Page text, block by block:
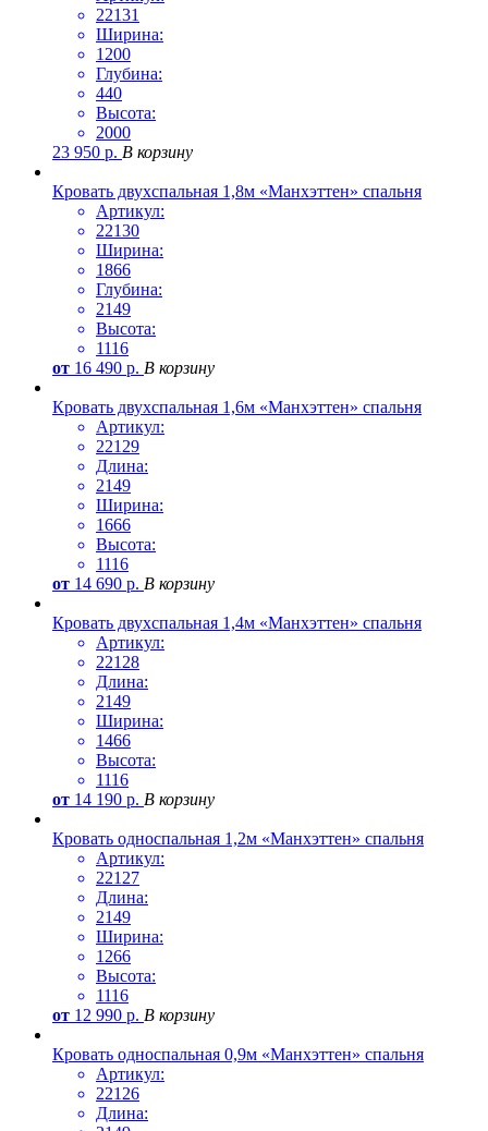
22131
Ширина:
1200
Глубина:
440
Высота:
2000
23 950 р. В корзину
Кровать двухспальная 1,8м «Манхэттен» спальня
Артикул:
22130
Ширина:
1866
Глубина:
2149
Высота:
1116
от 16 490 р. В корзину
Кровать двухспальная 1,6м «Манхэттен» спальня
Артикул:
22129
Длина:
2149
Ширина:
1666
Высота:
1116
от 14 690 р. В корзину
Кровать двухспальная 1,4м «Манхэттен» спальня
Артикул:
22128
Длина:
2149
Ширина:
1466
Высота:
1116
от 14 190 р. В корзину
Кровать односпальная 1,2м «Манхэттен» спальня
Артикул:
22127
Длина:
2149
Ширина:
1266
Высота:
1116
от 12 990 р. В корзину
Кровать односпальная 0,9м «Манхэттен» спальня
Артикул:
22126
Длина: